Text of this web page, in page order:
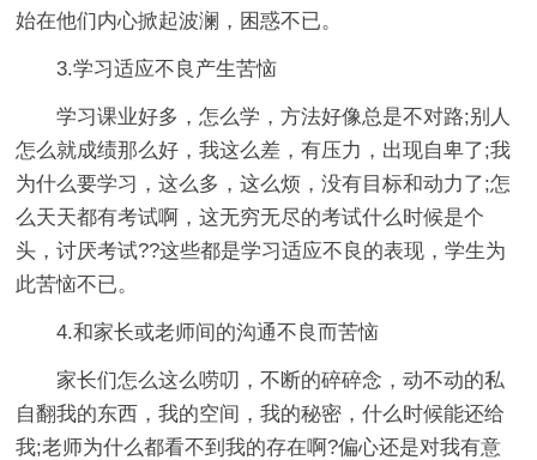
始在他们内心掀起波澜，困惑不已。
3.学习适应不良产生苦恼
学习课业好多，怎么学，方法好像总是不对路;别人
怎么就成绩那么好，我这么差，有压力，出现自卑了;我
为什么要学习，这么多，这么烦，没有目标和动力了;怎
么天天都有考试啊，这无穷无尽的考试什么时候是个
头，讨厌考试??这些都是学习适应不良的表现，学生为
此苦恼不已。
4.和家长或老师间的沟通不良而苦恼
家长们怎么这么唠叨，不断的碎碎念，动不动的私
自翻我的东西，我的空间，我的秘密，什么时候能还给
我;老师为什么都看不到我的存在啊?偏心还是对我有意